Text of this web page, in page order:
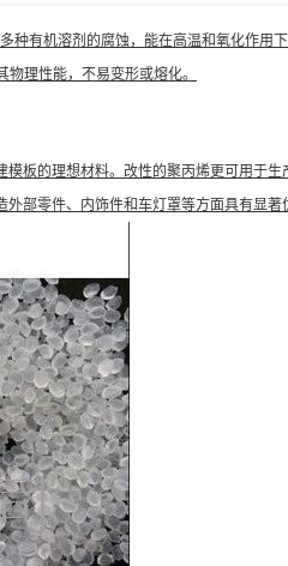
种有机溶剂的腐蚀，能在高温和氧化作用
理性能，不易变形或熔化。
板的理想材料。改性的聚丙烯更可用于
部零件、内饰件和车灯罩等方面具有显著